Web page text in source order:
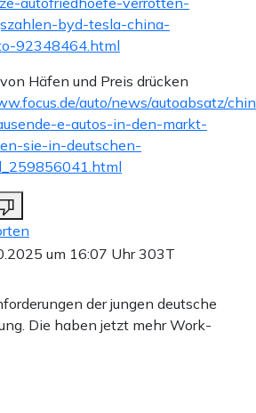
byd-tesla-china-
92348464.html
Häfen und Preis drücken
auto/news/autoabsatz/
e-autos-in-den-markt-
sie-in-deutschen-
um 16:07 Uhr303T
der jungen deutsche
Die haben jetzt mehr Work-